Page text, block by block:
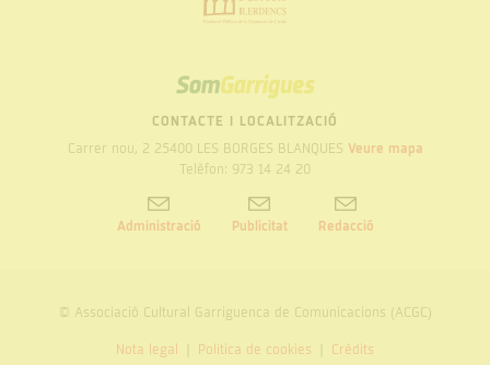
SOM
GARRIGUES
CONTACTE I LOCALITZACIÓ
Carrer nou, 2 25400 LES BORGES BLANQUES Veure mapa
Telèfon: 973 14 24 20
Administració Publicitat Redacció
© Associació Cultural Garriguenca de Comunicacions (ACGC)
Nota legal Politica de cookies Crèdits